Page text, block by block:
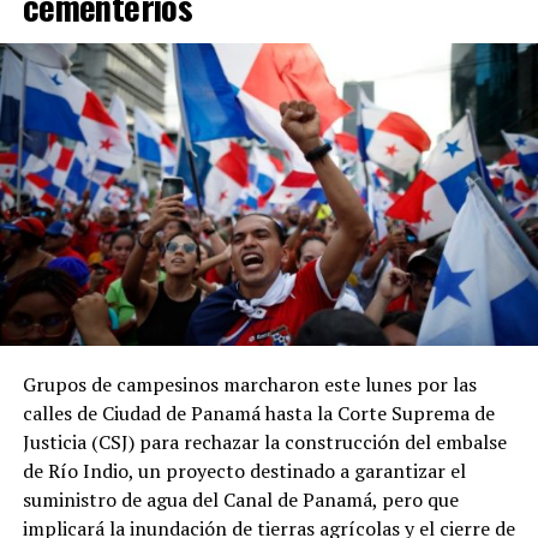
Asimismo, entre 2023 y 2024 la recaudación tributaria
panameña disminuyó de 11.9 % a 11.3 % del PIB, en
contraste con el incremento de 0.2 puntos
porcentuales registrado por el promedio regional.
Los datos coinciden con las estadísticas del Ministerio
de Economía y Finanzas (MEF), que muestran una
tendencia descendente en los ingresos del Gobierno
Central. La relación entre los ingresos tributarios y el
PIB pasó de 13 % en 2012 a 7.1 % en 2025, mientras que
los ingresos totales del Gobierno Central disminuyeron
Especialistas consultados atribuyen este desempeño a la
amplia cantidad de incentivos y exoneraciones fiscales
vigentes en el país.
Grupos de campesinos marcharon este lunes por las
calles de Ciudad de Panamá hasta la Corte Suprema de
Justicia (CSJ) para rechazar la construcción del embalse
de Río Indio, un proyecto destinado a garantizar el
suministro de agua del Canal de Panamá, pero que
implicará la inundación de tierras agrícolas y el cierre de